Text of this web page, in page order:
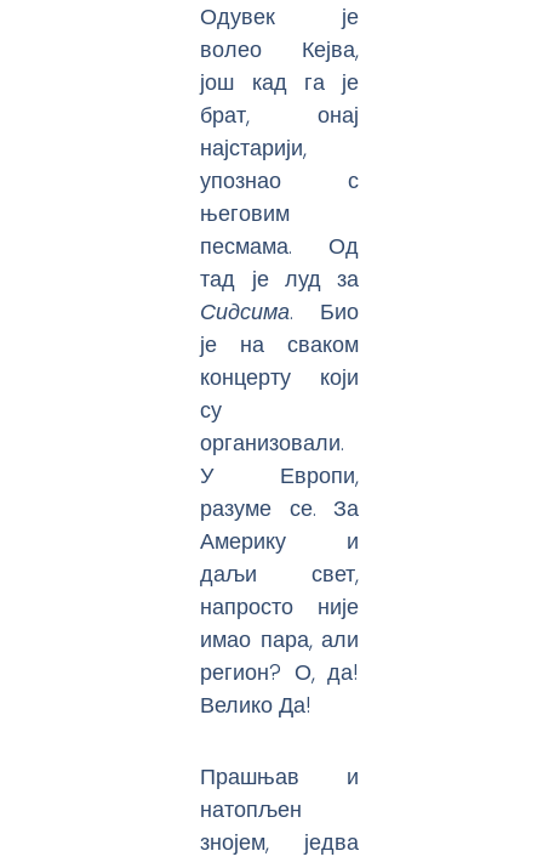
Одувек је
волео Кејва,
још кад га је
брат, онај
најстарији,
упознао с
његовим
песмама. Од
тад је луд за
Сидсима. Био
је на сваком
концерту који
су
организовали.
У Европи,
разуме се. За
Америку и
даљи свет,
напросто није
имао пара, али
регион? О, да!
Велико Да!
Прашњав и
натопљен
знојем, једва